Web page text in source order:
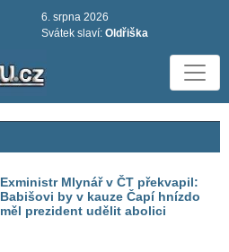
6. srpna 2026
Svátek slaví: Oldřiška
Exministr Mlynář v ČT překvapil:
Babišovi by v kauze Čapí hnízdo
měl prezident udělit abolici